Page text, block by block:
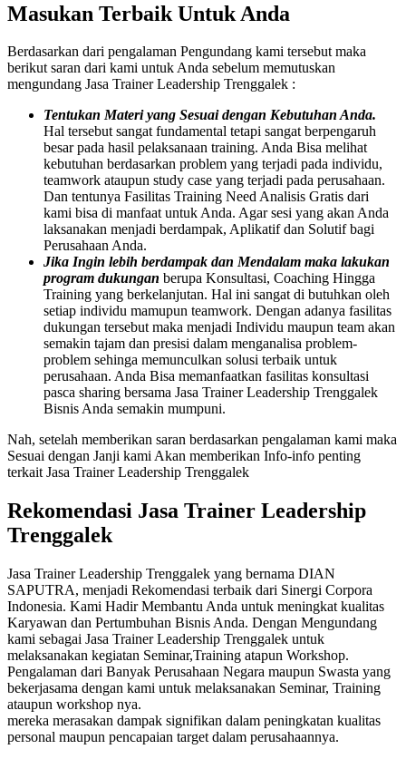
Masukan Terbaik Untuk Anda
Berdasarkan dari pengalaman Pengundang kami tersebut maka
berikut saran dari kami untuk Anda sebelum memutuskan
mengundang Jasa Trainer Leadership Trenggalek :
Tentukan Materi yang Sesuai dengan Kebutuhan Anda.
Hal tersebut sangat fundamental tetapi sangat berpengaruh
besar pada hasil pelaksanaan training. Anda Bisa melihat
kebutuhan berdasarkan problem yang terjadi pada individu,
teamwork ataupun study case yang terjadi pada perusahaan.
Dan tentunya Fasilitas Training Need Analisis Gratis dari
kami bisa di manfaat untuk Anda. Agar sesi yang akan Anda
laksanakan menjadi berdampak, Aplikatif dan Solutif bagi
Perusahaan Anda.
Jika Ingin lebih berdampak dan Mendalam maka lakukan
program dukungan berupa Konsultasi, Coaching Hingga
Training yang berkelanjutan. Hal ini sangat di butuhkan oleh
setiap individu mamupun teamwork. Dengan adanya fasilitas
dukungan tersebut maka menjadi Individu maupun team akan
semakin tajam dan presisi dalam menganalisa problem-
problem sehinga memunculkan solusi terbaik untuk
perusahaan. Anda Bisa memanfaatkan fasilitas konsultasi
pasca sharing bersama Jasa Trainer Leadership Trenggalek
Bisnis Anda semakin mumpuni.
Nah, setelah memberikan saran berdasarkan pengalaman kami maka
Sesuai dengan Janji kami Akan memberikan Info-info penting
terkait Jasa Trainer Leadership Trenggalek
Rekomendasi Jasa Trainer Leadership
Trenggalek
Jasa Trainer Leadership Trenggalek yang bernama DIAN
SAPUTRA, menjadi Rekomendasi terbaik dari Sinergi Corpora
Indonesia. Kami Hadir Membantu Anda untuk meningkat kualitas
Karyawan dan Pertumbuhan Bisnis Anda. Dengan Mengundang
kami sebagai Jasa Trainer Leadership Trenggalek untuk
melaksanakan kegiatan Seminar,Training atapun Workshop.
Pengalaman dari Banyak Perusahaan Negara maupun Swasta yang
bekerjasama dengan kami untuk melaksanakan Seminar, Training
ataupun workshop nya.
mereka merasakan dampak signifikan dalam peningkatan kualitas
personal maupun pencapaian target dalam perusahaannya.